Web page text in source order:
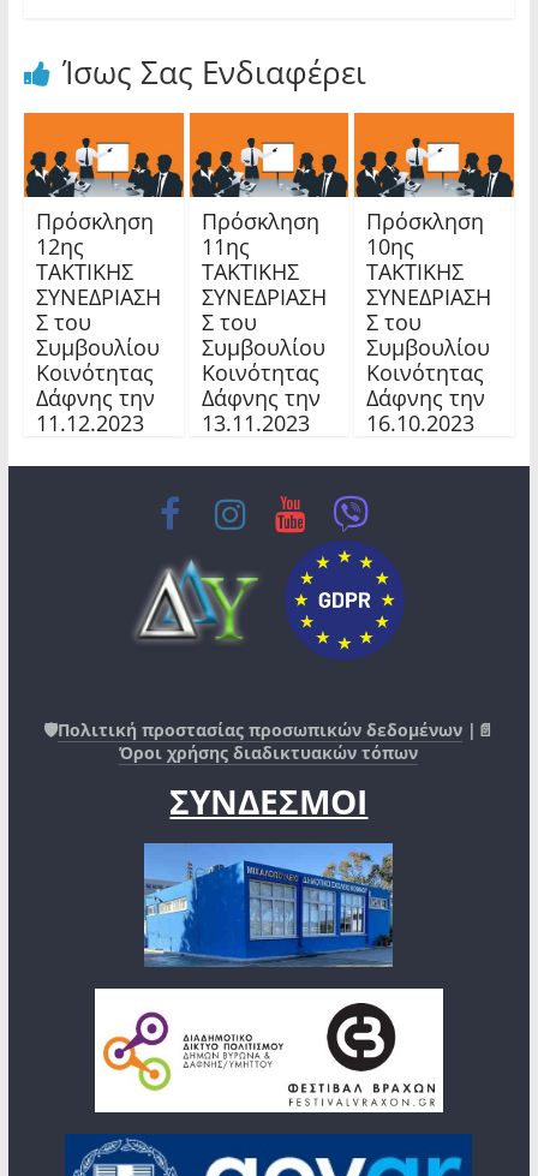
Ίσως Σας Ενδιαφέρει
Πρόσκληση
12ης
TAKTIKHΣ
ΣΥΝΕΔΡΙΑΣΗ
Σ του
Συμβουλίου
Κοινότητας
Δάφνης την
11.12.2023
Πρόσκληση
11ης
TAKTIKHΣ
ΣΥΝΕΔΡΙΑΣΗ
Σ του
Συμβουλίου
Κοινότητας
Δάφνης την
13.11.2023
Πρόσκληση
10ης
TAKTIKHΣ
ΣΥΝΕΔΡΙΑΣΗ
Σ του
Συμβουλίου
Κοινότητας
Δάφνης την
16.10.2023
🛡️Πολιτική προστασίας προσωπικών δεδομένων |📄
Όροι χρήσης διαδικτυακών τόπων
ΣΥΝΔΕΣΜΟΙ